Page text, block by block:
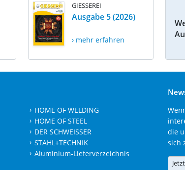
GIESSEREI
Ausgabe 5 (2026)
› mehr erfahren
HOME OF WELDING
HOME OF STEEL
DER SCHWEISSER
STAHL+TECHNIK
Aluminium-Lieferverzeichnis
die
sich